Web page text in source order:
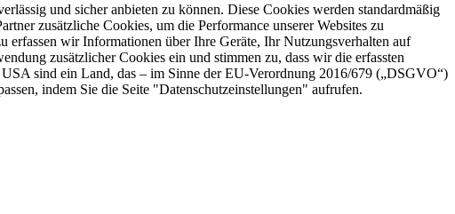
und sicher anbieten zu können. Diese Cookies werden standardmäßig
zusätzliche Cookies, um die Performance unserer Websites zu
erfassen wir Informationen über Ihre Geräte, Ihr Nutzungsverhalten auf
zusätzlicher Cookies ein und stimmen zu, dass wir die erfassten
sind ein Land, das – im Sinne der EU-Verordnung 2016/679 („DSGVO“)
indem Sie die Seite "Datenschutzeinstellungen" aufrufen.